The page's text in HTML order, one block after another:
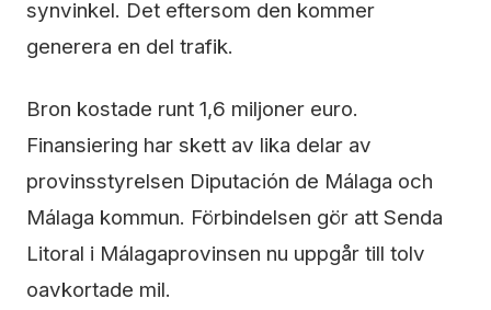
synvinkel. Det eftersom den kommer
generera en del trafik.
Bron kostade runt 1,6 miljoner euro.
Finansiering har skett av lika delar av
provinsstyrelsen Diputación de Málaga och
Málaga kommun. Förbindelsen gör att Senda
Litoral i Málagaprovinsen nu uppgår till tolv
oavkortade mil.